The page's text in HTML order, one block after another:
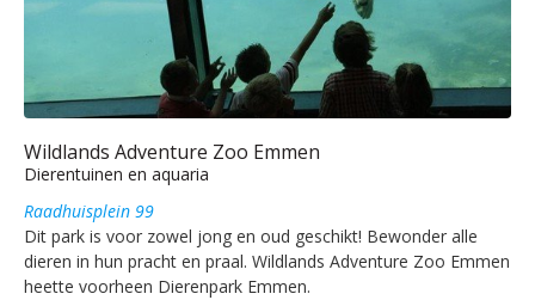
Wildlands Adventure Zoo Emmen
Dierentuinen en aquaria
Raadhuisplein 99
Dit park is voor zowel jong en oud geschikt! Bewonder alle
dieren in hun pracht en praal. Wildlands Adventure Zoo Emmen
heette voorheen Dierenpark Emmen.